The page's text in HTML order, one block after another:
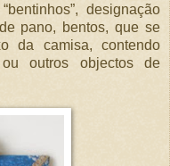
designação
pano, bentos, que se
da camisa, contendo
outros objectos de